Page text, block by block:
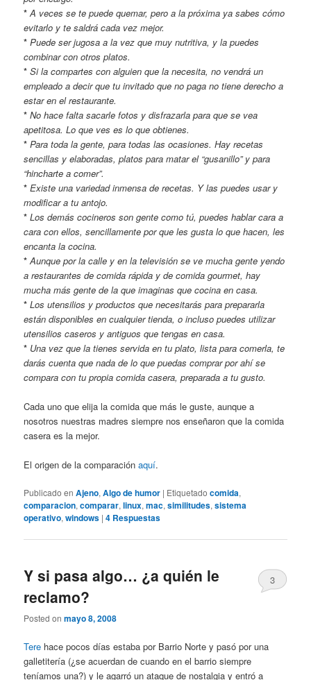
* A veces se te puede quemar, pero a la próxima ya sabes cómo
evitarlo y te saldrá cada vez mejor.
* Puede ser jugosa a la vez que muy nutritiva, y la puedes
combinar con otros platos.
* Si la compartes con alguien que la necesita, no vendrá un
empleado a decir que tu invitado que no paga no tiene derecho a
estar en el restaurante.
* No hace falta sacarle fotos y disfrazarla para que se vea
apetitosa. Lo que ves es lo que obtienes.
* Para toda la gente, para todas las ocasiones. Hay recetas
sencillas y elaboradas, platos para matar el “gusanillo” y para
“hincharte a comer”.
* Existe una variedad inmensa de recetas. Y las puedes usar y
modificar a tu antojo.
* Los demás cocineros son gente como tú, puedes hablar cara a
cara con ellos, sencillamente por que les gusta lo que hacen, les
encanta la cocina.
* Aunque por la calle y en la televisión se ve mucha gente yendo
a restaurantes de comida rápida y de comida gourmet, hay
mucha más gente de la que imaginas que cocina en casa.
* Los utensilios y productos que necesitarás para prepararla
están disponibles en cualquier tienda, o incluso puedes utilizar
utensilios caseros y antiguos que tengas en casa.
* Una vez que la tienes servida en tu plato, lista para comerla, te
darás cuenta que nada de lo que puedas comprar por ahí se
compara con tu propia comida casera, preparada a tu gusto.
Cada uno que elija la comida que más le guste, aunque a
nosotros nuestras madres siempre nos enseñaron que la comida
casera es la mejor.
El origen de la comparaciónaquí.
Publicado en Ajeno,Algo de humor | Etiquetado comida,
comparacion,comparar,linux,mac,similitudes,sistema
operativo,windows |4 Respuestas
Y si pasa algo… ¿a quién le
reclamo?
Posted onmayo 8, 2008
3
Tere hace pocos días estaba por Barrio Norte y pasó por una
galletitería (¿se acuerdan de cuando en el barrio siempre
teníamos una?) y le agarró un ataque de nostalgia y entró a